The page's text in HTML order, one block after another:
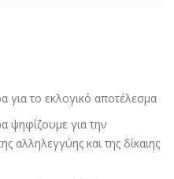
το εκλογικό αποτέλεσμα
ψηφίζουμε για την
αλληλεγγύης και της δίκαιης